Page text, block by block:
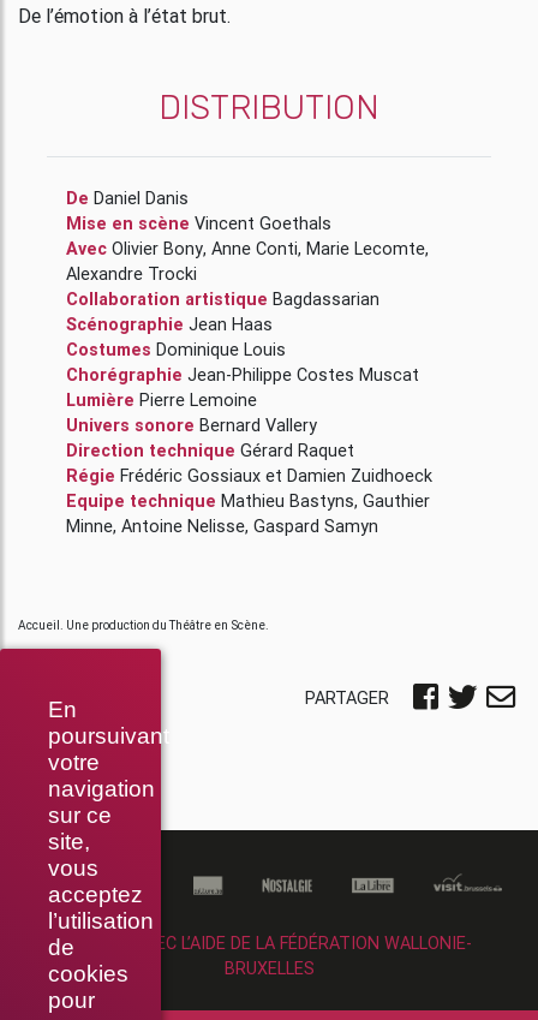
En
poursuivant
votre
navigation
sur ce
site,
vous
acceptez
l’utilisation
de
cookies
pour
De l’émotion à l’état brut.
DISTRIBUTION
De Daniel Danis
Mise en scène Vincent Goethals
Avec Olivier Bony, Anne Conti, Marie Lecomte,
Alexandre Trocki
Collaboration artistique Bagdassarian
Scénographie Jean Haas
Costumes Dominique Louis
Chorégraphie Jean-Philippe Costes Muscat
Lumière Pierre Lemoine
Univers sonore Bernard Vallery
Direction technique Gérard Raquet
Régie Frédéric Gossiaux et Damien Zuidhoeck
Equipe technique Mathieu Bastyns, Gauthier
Minne, Antoine Nelisse, Gaspard Samyn
Accueil. Une production du Théâtre en Scène.
PARTAGER
RÉALISÉ AVEC L’AIDE DE LA FÉDÉRATION WALLONIE-
BRUXELLES